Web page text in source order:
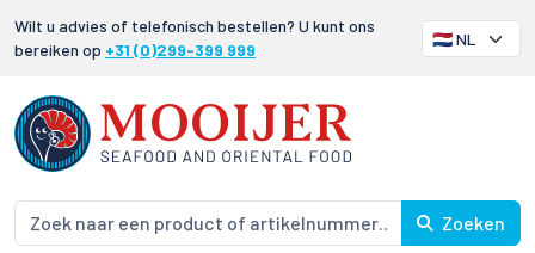
Wilt u advies of telefonisch bestellen? U kunt ons
bereiken op +31 (0)299-399 999
Zoeken